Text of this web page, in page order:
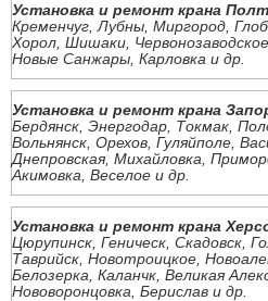
Установка и ремонт крана
Кременчуг, Лубны, Миргород,
Хорол, Шишаки,
Новые Санжары, Карловка и др.
Установка и ремонт крана
Бердянск, Энергодар, Токмак,
Вольнянск, Орехов, Гуляйполе,
Днепровская, Михайловка,
Акимовка, Веселое и др.
Установка и ремонт крана
Цюрупинск, Геническ, Скадовск,
Таврийск, Новотроицкое,
Белозерка, Каланчк, Великая
Нововоронцовка, Берислав и др.